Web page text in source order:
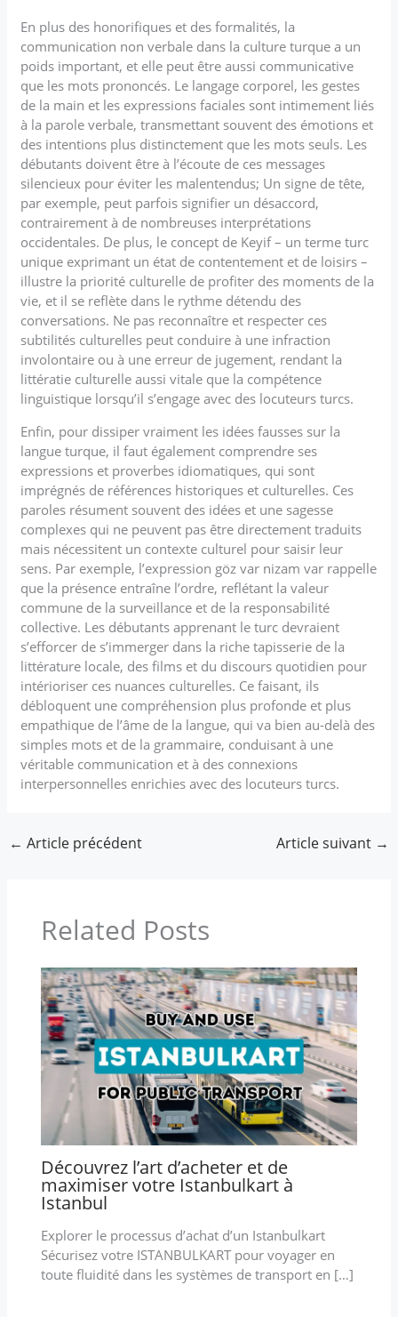
En plus des honorifiques et des formalités, la
communication non verbale dans la culture turque a un
poids important, et elle peut être aussi communicative
que les mots prononcés. Le langage corporel, les gestes
de la main et les expressions faciales sont intimement liés
à la parole verbale, transmettant souvent des émotions et
des intentions plus distinctement que les mots seuls. Les
débutants doivent être à l’écoute de ces messages
silencieux pour éviter les malentendus; Un signe de tête,
par exemple, peut parfois signifier un désaccord,
contrairement à de nombreuses interprétations
occidentales. De plus, le concept de Keyif – un terme turc
unique exprimant un état de contentement et de loisirs –
illustre la priorité culturelle de profiter des moments de la
vie, et il se reflète dans le rythme détendu des
conversations. Ne pas reconnaître et respecter ces
subtilités culturelles peut conduire à une infraction
involontaire ou à une erreur de jugement, rendant la
littératie culturelle aussi vitale que la compétence
linguistique lorsqu’il s’engage avec des locuteurs turcs.
Enfin, pour dissiper vraiment les idées fausses sur la
langue turque, il faut également comprendre ses
expressions et proverbes idiomatiques, qui sont
imprégnés de références historiques et culturelles. Ces
paroles résument souvent des idées et une sagesse
complexes qui ne peuvent pas être directement traduits
mais nécessitent un contexte culturel pour saisir leur
sens. Par exemple, l’expression göz var nizam var rappelle
que la présence entraîne l’ordre, reflétant la valeur
commune de la surveillance et de la responsabilité
collective. Les débutants apprenant le turc devraient
s’efforcer de s’immerger dans la riche tapisserie de la
littérature locale, des films et du discours quotidien pour
intérioriser ces nuances culturelles. Ce faisant, ils
débloquent une compréhension plus profonde et plus
empathique de l’âme de la langue, qui va bien au-delà des
simples mots et de la grammaire, conduisant à une
véritable communication et à des connexions
interpersonnelles enrichies avec des locuteurs turcs.
← Article précédent Article suivant →
Related Posts
Découvrez l’art d’acheter et de
maximiser votre Istanbulkart à
Istanbul
Explorer le processus d’achat d’un Istanbulkart
Sécurisez votre ISTANBULKART pour voyager en
toute fluidité dans les systèmes de transport en […]